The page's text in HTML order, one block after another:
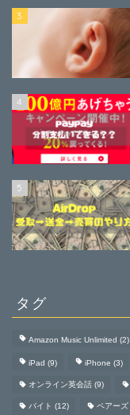
3
4
5
タグ
Amazon Music Unlimited (2)
iPad (9) iPhone (3)
オンライン英会話 (9)
バイト (12) ペアーズ